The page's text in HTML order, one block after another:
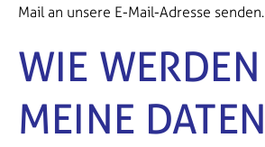
Mail an unsere E-Mail-Adresse senden.
WIE WERDEN
MEINE DATEN